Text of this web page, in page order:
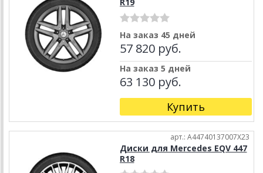
R19
На заказ 45 дней
57 820 руб.
На заказ 5 дней
63 130 руб.
Купить
арт.: A44740137007X23
Диски для Mercedes EQV 447
R18